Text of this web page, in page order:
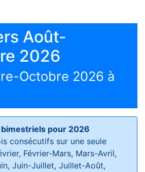
Août-
2026
Octobre 2026 à
pour 2026
consécutifs sur une seule
Février-Mars, Mars-Avril,
Juin-Juillet, Juillet-Août,